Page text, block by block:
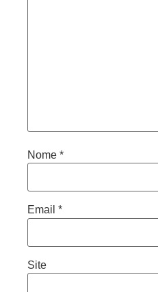
Nome *
Email *
Site